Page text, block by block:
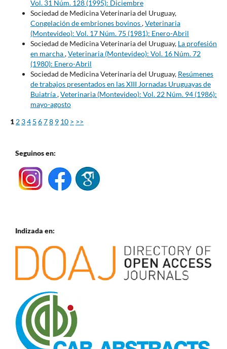
Vol. 31 Núm. 128 (1995): Diciembre
Sociedad de Medicina Veterinaria del Uruguay,
Congelación de embriones bovinos,Veterinaria
(Montevideo): Vol. 17 Núm. 75 (1981): Enero-Abril
Sociedad de Medicina Veterinaria del Uruguay, La profesión
en marcha,Veterinaria (Montevideo): Vol. 16 Núm. 72
(1980): Enero-Abril
Sociedad de Medicina Veterinaria del Uruguay, Resúmenes
de trabajos presentados en las XIII Jornadas Uruguayas de
Buiatría,Veterinaria (Montevideo): Vol. 22 Núm. 94 (1986):
mayo-agosto
1 2 34 5 678 9 10 > >>
Seguinos en:
Indizada en: